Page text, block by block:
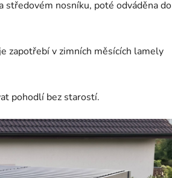
středovém nosníku, poté odváděna do
zapotřebí v zimních měsících lamely
pohodlí bez starostí.